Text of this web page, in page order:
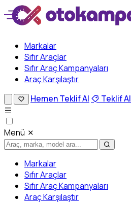
Markalar
Sıfır Araçlar
Sıfır Araç Kampanyaları
Araç Karşılaştır
Hemen Teklif Al Teklif Al
Menü
Markalar
Sıfır Araçlar
Sıfır Araç Kampanyaları
Araç Karşılaştır